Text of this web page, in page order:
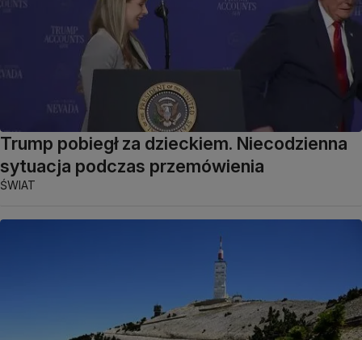
Trump pobiegł za dzieckiem. Niecodzienna
sytuacja podczas przemówienia
ŚWIAT